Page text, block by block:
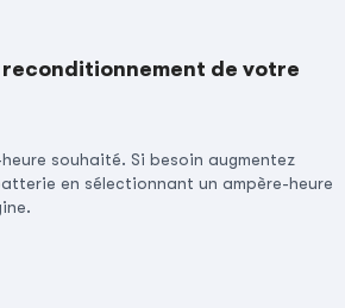
reconditionnement de votre
souhaité. Si besoin augmentez
en sélectionnant un ampère-heure